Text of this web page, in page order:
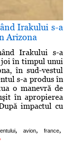
Irakului s-a
Arizona
Irakului s-a
în timpul unui
în sud-vestul
s-a produs în
o manevră de
în apropierea
impactul cu
, avion, france,